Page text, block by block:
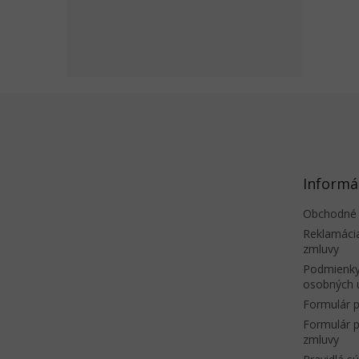
zmluvy
osobných
Formulár
Formulár
zmluvy